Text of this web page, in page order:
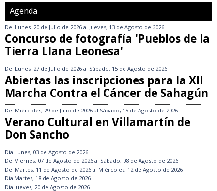
Agenda
Del Lunes, 20 de Julio de 2026 al Jueves, 13 de Agosto de 2026
Concurso de fotografía 'Pueblos de la
Tierra Llana Leonesa'
Del Lunes, 27 de Julio de 2026 al Sábado, 15 de Agosto de 2026
Abiertas las inscripciones para la XII
Marcha Contra el Cáncer de Sahagún
Del Miércoles, 29 de Julio de 2026 al Sábado, 15 de Agosto de 2026
Verano Cultural en Villamartín de
Don Sancho
Día Lunes, 03 de Agosto de 2026
Del Viernes, 07 de Agosto de 2026 al Sábado, 08 de Agosto de 2026
Del Martes, 11 de Agosto de 2026 al Miércoles, 12 de Agosto de 2026
Día Martes, 18 de Agosto de 2026
Día Jueves, 20 de Agosto de 2026